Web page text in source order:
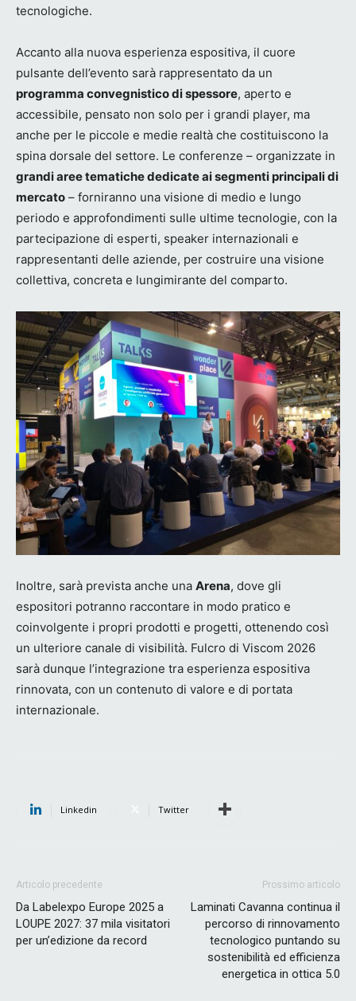
tecnologiche.
Accanto alla nuova esperienza espositiva, il cuore
pulsante dell’evento sarà rappresentato da un
programma convegnistico di spessore, aperto e
accessibile, pensato non solo per i grandi player, ma
anche per le piccole e medie realtà che costituiscono la
spina dorsale del settore. Le conferenze – organizzate in
grandi aree tematiche dedicate ai segmenti principali di
mercato – forniranno una visione di medio e lungo
periodo e approfondimenti sulle ultime tecnologie, con la
partecipazione di esperti, speaker internazionali e
rappresentanti delle aziende, per costruire una visione
collettiva, concreta e lungimirante del comparto.
Inoltre, sarà prevista anche una Arena, dove gli
espositori potranno raccontare in modo pratico e
coinvolgente i propri prodotti e progetti, ottenendo così
un ulteriore canale di visibilità. Fulcro di Viscom 2026
sarà dunque l’integrazione tra esperienza espositiva
rinnovata, con un contenuto di valore e di portata
internazionale.
Linkedin Twitter
Articolo precedente
Da Labelexpo Europe 2025 a
LOUPE 2027: 37 mila visitatori
per un’edizione da record
Prossimo articolo
Laminati Cavanna continua il
percorso di rinnovamento
tecnologico puntando su
sostenibilità ed efficienza
energetica in ottica 5.0